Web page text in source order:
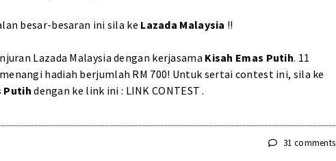
besar-besaran ini sila ke Lazada Malaysia !!
Lazada Malaysia dengan kerjasama Kisah Emas Putih. 11
hadiah berjumlah RM 700! Untuk sertai contest ini, sila ke
Putih dengan ke link ini : LINK CONTEST.
31 comments